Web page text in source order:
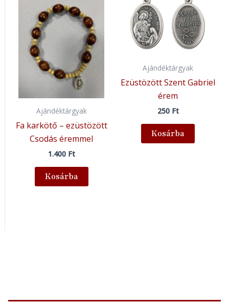
Ajándéktárgyak
Fa karkötő – ezüstözött
Csodás éremmel
1.400 Ft
Kosárba
Ajándéktárgyak
Ezüstözött Szent Gabriel
érem
250 Ft
Kosárba